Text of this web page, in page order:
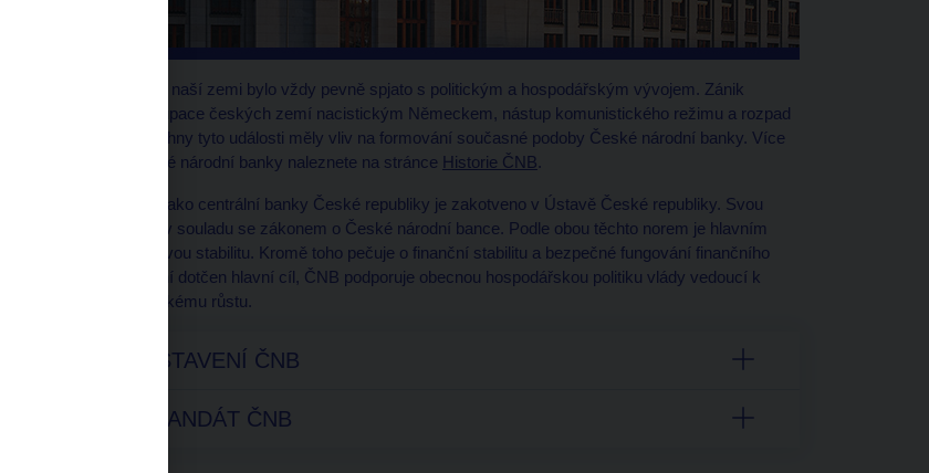
Centrální bankovnictví v naší zemi bylo vždy pevně spjato s politickým a hospodářským vývojem. Zánik
Rakouska-Uherska, okupace českých zemí nacistickým Německem, nástup komunistického režimu a rozpad
Československa – všechny tyto události měly vliv na formování současné podoby České národní banky. Více
informací o historii České národní banky naleznete na stránce Historie ČNB.
Dnešní postavení ČNB jako centrální banky České republiky je zakotveno v Ústavě České republiky. Svou
činnost ČNB vykonává v souladu se zákonem o České národní bance. Podle obou těchto norem je hlavním
cílem ČNB péče o cenovou stabilitu. Kromě toho pečuje o finanční stabilitu a bezpečné fungování finančního
systému. Pokud tím není dotčen hlavní cíl, ČNB podporuje obecnou hospodářskou politiku vlády vedoucí k
udržitelnému hospodářskému růstu.
DNEŠNÍ POSTAVENÍ ČNB
ZÁKONNÝ MANDÁT ČNB